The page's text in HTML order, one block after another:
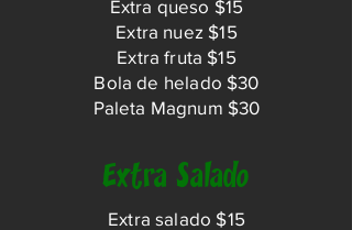
Extra queso $15
Extra nuez $15
Extra fruta $15
Bola de helado $30
Paleta Magnum $30
Extra Salado
Extra salado $15